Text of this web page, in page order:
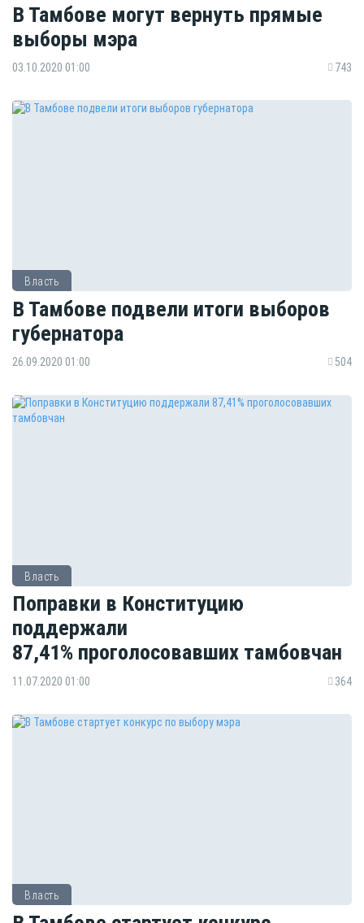
В Тамбове могут вернуть прямые
выборы мэра
03.10.2020 01:00 743
Власть
В Тамбове подвели итоги выборов
губернатора
26.09.2020 01:00 504
Власть
Поправки в Конституцию
поддержали
87,41% проголосовавших тамбовчан
11.07.2020 01:00 364
Власть